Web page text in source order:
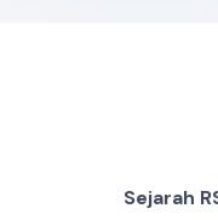
Sejarah